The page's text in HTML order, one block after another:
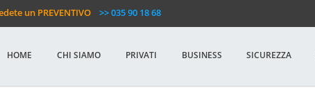
un PREVENTIVO >> 035 90 18 68
HOME CHI SIAMO PRIVATI BUSINESS SICUREZZA